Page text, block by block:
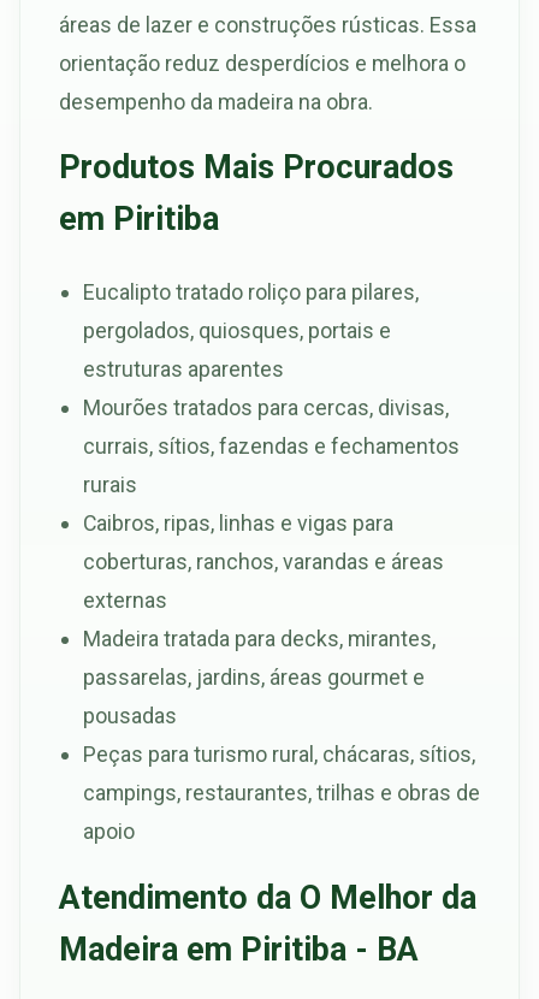
áreas de lazer e construções rústicas. Essa
orientação reduz desperdícios e melhora o
desempenho da madeira na obra.
Produtos Mais Procurados
em Piritiba
Eucalipto tratado roliço para pilares,
pergolados, quiosques, portais e
estruturas aparentes
Mourões tratados para cercas, divisas,
currais, sítios, fazendas e fechamentos
rurais
Caibros, ripas, linhas e vigas para
coberturas, ranchos, varandas e áreas
externas
Madeira tratada para decks, mirantes,
passarelas, jardins, áreas gourmet e
pousadas
Peças para turismo rural, chácaras, sítios,
campings, restaurantes, trilhas e obras de
apoio
Atendimento da O Melhor da
Madeira em Piritiba - BA